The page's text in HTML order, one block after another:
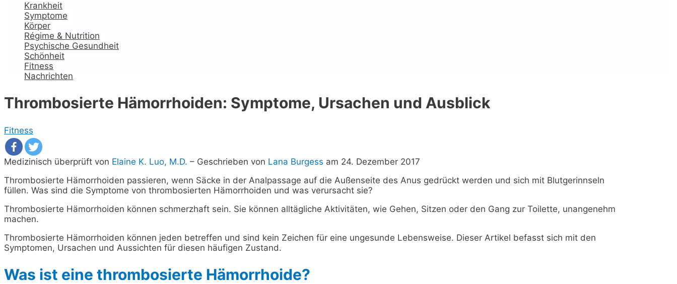
Krankheit
Symptome
Körper
Régime & Nutrition
Psychische Gesundheit
Schönheit
Fitness
Nachrichten
Thrombosierte Hämorrhoiden: Symptome, Ursachen und Ausblick
Fitness
Medizinisch überprüft von Elaine K. Luo, M.D. – Geschrieben von Lana Burgess am 24. Dezember 2017
Thrombosierte Hämorrhoiden passieren, wenn Säcke in der Analpassage auf die Außenseite des Anus gedrückt werden und sich mit Blutgerinnseln
füllen. Was sind die Symptome von thrombosierten Hämorrhoiden und was verursacht sie?
Thrombosierte Hämorrhoiden können schmerzhaft sein. Sie können alltägliche Aktivitäten, wie Gehen, Sitzen oder den Gang zur Toilette, unangenehm
machen.
Thrombosierte Hämorrhoiden können jeden betreffen und sind kein Zeichen für eine ungesunde Lebensweise. Dieser Artikel befasst sich mit den
Symptomen, Ursachen und Aussichten für diesen häufigen Zustand.
Was ist eine thrombosierte Hämorrhoide?